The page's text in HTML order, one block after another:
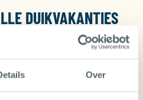
Over
DUIKVAKANTIES